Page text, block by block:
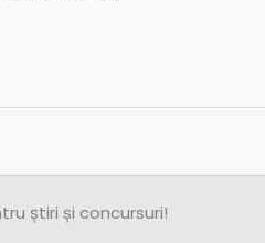
știri și concursuri!